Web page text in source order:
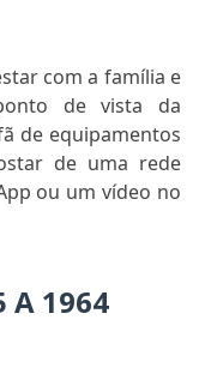
com a família e
de vista da
de equipamentos
de uma rede
ou um vídeo no
A 1964